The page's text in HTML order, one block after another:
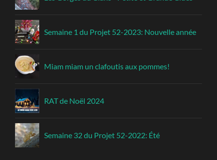
Semaine 1 du Projet 52-2023: Nouvelle année
Miam miam un clafoutis aux pommes!
RAT de Noël 2024
Semaine 32 du Projet 52-2022: Été